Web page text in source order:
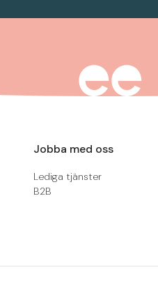
Jobba med oss
Lediga tjänster
B2B